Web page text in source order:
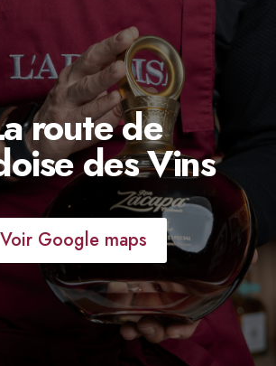
route de
des Vins
Voir Google maps